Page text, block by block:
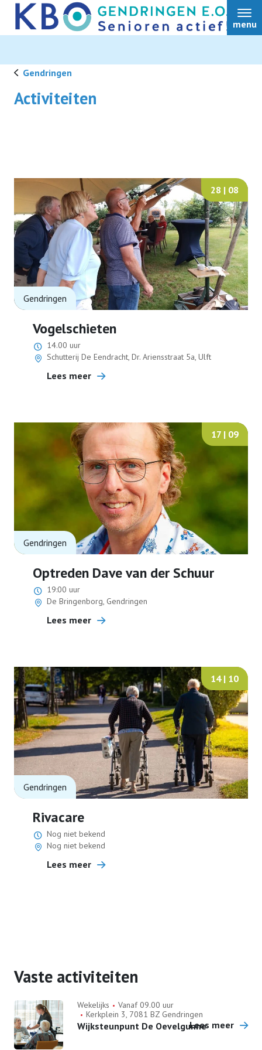
menu
Home
Album
Bulletin
Bestuur
Over ons
Ledenvoordeel
Helpdesk
Lid worden
Gendringen
Activiteiten
28 | 08
Gendringen
Vogelschieten
14.00 uur
Schutterij De Eendracht, Dr. Ariensstraat 5a, Ulft
Lees meer
17 | 09
Gendringen
Optreden Dave van der Schuur
19:00 uur
De Bringenborg, Gendringen
Lees meer
14 | 10
Gendringen
Rivacare
Nog niet bekend
Nog niet bekend
Lees meer
Vaste activiteiten
Wekelijks
Vanaf 09.00 uur
Kerkplein 3, 7081 BZ Gendringen
Wijksteunpunt De OevelgunneLees meer